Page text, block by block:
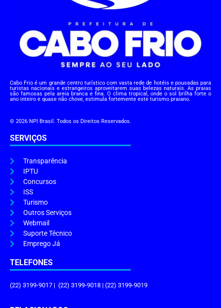
Cabo Frio é um grande centro turístico com vasta rede de hotéis e pousadas para
turistas nacionais e estrangeiros aproveitarem suas belezas naturais. As praias
são famosas pela areia branca e fina. O clima tropical, onde o sol brilha forte o
ano inteiro e quase não chove, estimula fortemente este turismo praiano.
© 2026 NPI Brasil. Todos os Direitos Reservados.
SERVIÇOS
Transparência
IPTU
Concursos
ISS
Turismo
Outros Serviços
Webmail
Suporte Técnico
Emprego Já
TELEFONES
(22) 3199-9017 | (22) 3199-9018 | (22) 3199-9019